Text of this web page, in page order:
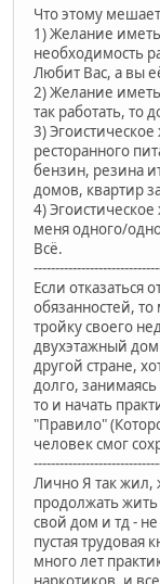
Что этому
1) Желание
необходимость
Любит Вас, а вы
2) Желание
так работать, то
3)
ресторанного
бензин, резина
домов, квартир
4)
меня одного/
Всё.
Если отказаться
обязанностей,
тройку своего
двухэтажный
другой стране,
долго,
то и начать
"Правило"
человек смог
Лично Я так жил,
продолжать
свой дом и тд -
пустая
много лет